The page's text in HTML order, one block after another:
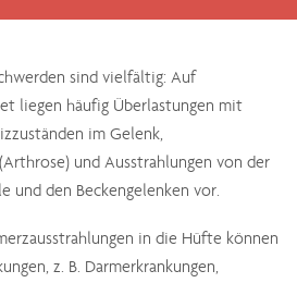
sind vielfältig: Auf
liegen häufig Überlastungen mit
im Gelenk,
und Ausstrahlungen von der
und den Beckengelenken vor.
in die Hüfte können
z. B. Darmerkrankungen,